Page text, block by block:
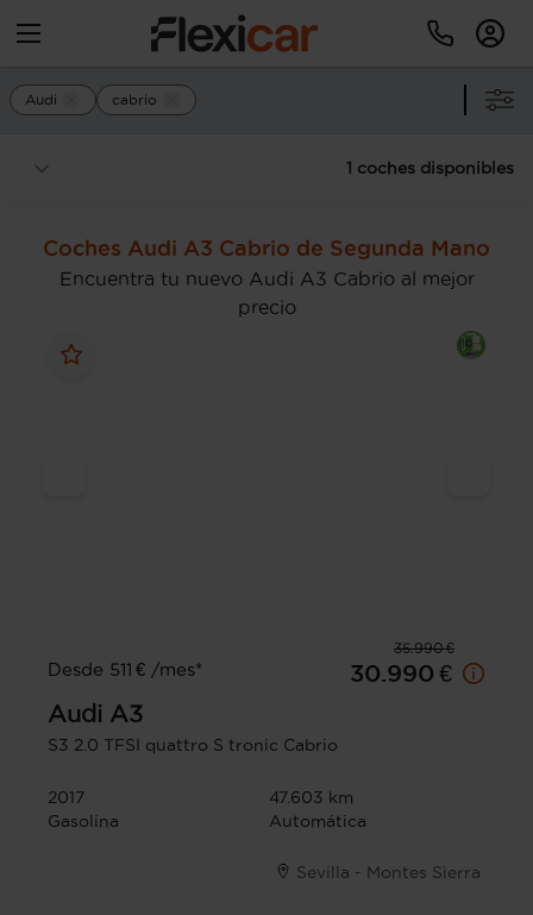
Audi cabrio
1 coches disponibles
Coches Audi A3 Cabrio de Segunda Mano
Encuentra tu nuevo Audi A3 Cabrio al mejor
precio
35.990 €
Desde 511 € /mes*
30.990 €
Audi A3
S3 2.0 TFSI quattro S tronic Cabrio
2017
47.603 km
Gasolina
Automática
Sevilla - Montes Sierra